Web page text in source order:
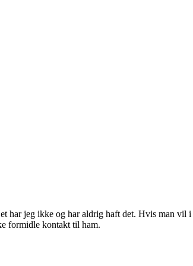
jeg ikke og har aldrig haft det. Hvis man vil
formidle kontakt til ham.